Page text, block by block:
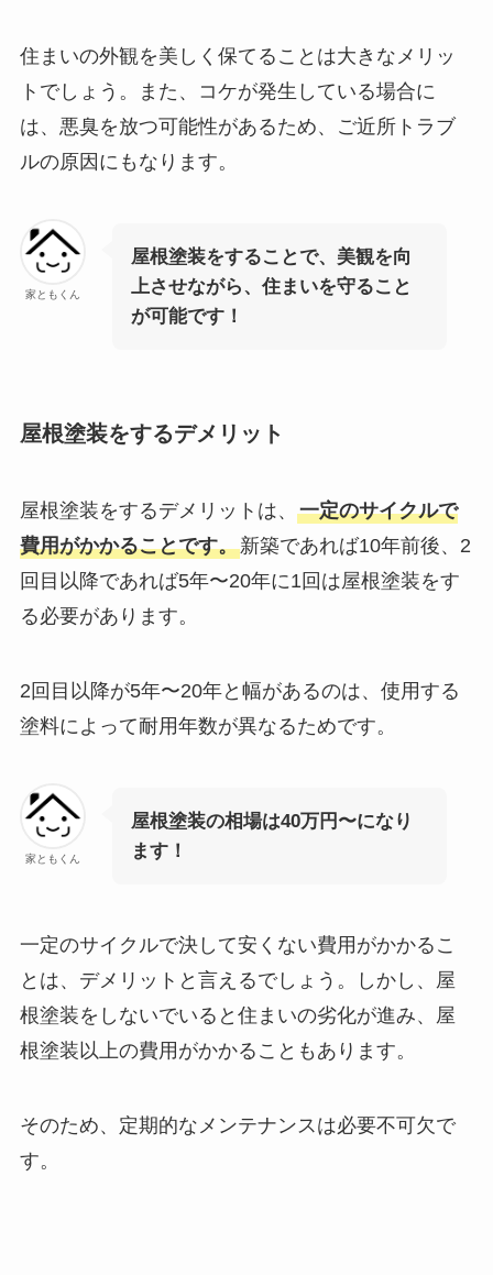
住まいの外観を美しく保てることは大きなメリッ
トでしょう。また、コケが発生している場合に
は、悪臭を放つ可能性があるため、ご近所トラブ
ルの原因にもなります。
家ともくん
屋根塗装をすることで、美観を向
上させながら、住まいを守ること
が可能です！
屋根塗装をするデメリット
屋根塗装をするデメリットは、 一定のサイクルで
費用がかかることです。新築であれば10年前後、2
回目以降であれば5年〜20年に1回は屋根塗装をす
る必要があります。
2回目以降が5年〜20年と幅があるのは、使用する
塗料によって耐用年数が異なるためです。
家ともくん
屋根塗装の相場は40万円〜になり
ます！
一定のサイクルで決して安くない費用がかかるこ
とは、デメリットと言えるでしょう。しかし、屋
根塗装をしないでいると住まいの劣化が進み、屋
根塗装以上の費用がかかることもあります。
そのため、定期的なメンテナンスは必要不可欠で
す。